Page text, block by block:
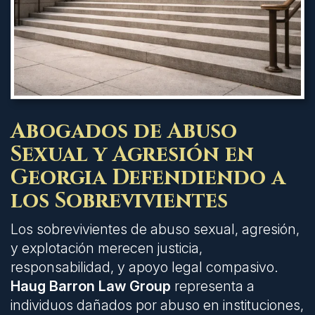
Abogados de Abuso
Sexual y Agresión en
Georgia Defendiendo a
los Sobrevivientes
Los sobrevivientes de abuso sexual, agresión,
y explotación merecen justicia,
responsabilidad, y apoyo legal compasivo.
Haug Barron Law Group representa a
individuos dañados por abuso en instituciones,